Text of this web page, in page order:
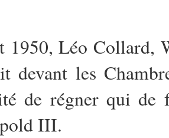
Léo Collard,
devant les
de régner qui de
III.